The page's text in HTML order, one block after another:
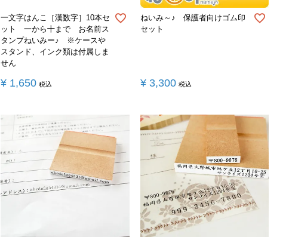
一文字はんこ［漢数字］10本セ
ット 一から十まで お名前ス
タンプねいみー♪ ※ケースや
スタンド、インク類は付属しま
せん
¥ 1,650 税込
ねいみ～♪ 保護者向けゴム印
セット
¥ 3,300 税込